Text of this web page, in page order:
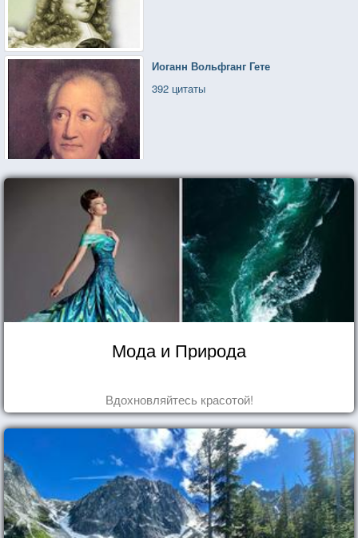
Иоганн Вольфганг Гете
392 цитаты
Мода и Природа
Вдохновляйтесь красотой!